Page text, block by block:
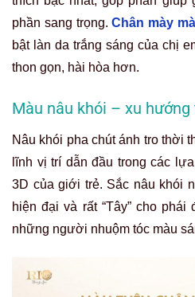
phần sang trọng.Chân mày
bật làn da trắng sáng của chị
thon gọn, hài hòa hơn.
Màu nâu khói – xu hướng
Nâu khói pha chút ánh tro thời
lĩnh vị trí dẫn đầu trong các
3D của giới trẻ. Sắc nâu khói
hiện đại và rất “Tây” cho
những người nhuộm tóc màu